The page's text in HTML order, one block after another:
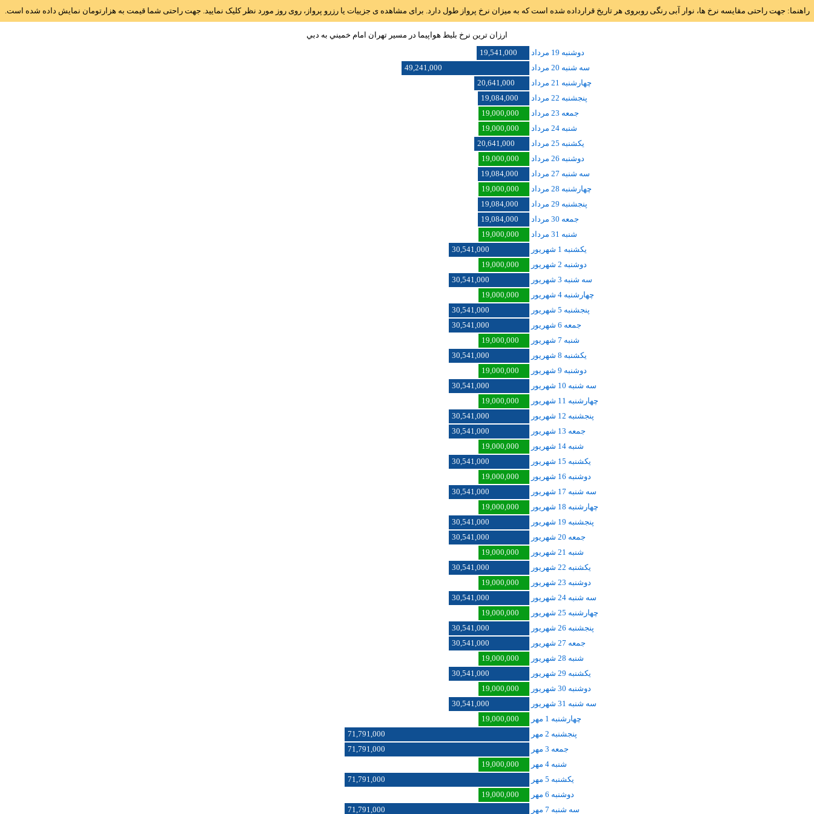
راهنما: جهت راحتی مقایسه نرخ ها، نوار آبی رنگی روبروی هر تاریخ قرارداده شده است که به میزان نرخ پرواز طول دارد. برای مشاهده ی جزییات یا رزرو پرواز، روی روز مورد نظر کلیک نمایید. جهت راحتی شما قیمت به هزارتومان نمایش داده شده است.
ارزان ترین نرخ بلیط هواپیما در مسیر تهران امام خميني به دبي
دوشنبه 19 مرداد
19,541,000
سه شنبه 20 مرداد
49,241,000
چهارشنبه 21 مرداد
20,641,000
پنجشنبه 22 مرداد
19,084,000
جمعه 23 مرداد
19,000,000
شنبه 24 مرداد
19,000,000
يکشنبه 25 مرداد
20,641,000
دوشنبه 26 مرداد
19,000,000
سه شنبه 27 مرداد
19,084,000
چهارشنبه 28 مرداد
19,000,000
پنجشنبه 29 مرداد
19,084,000
جمعه 30 مرداد
19,084,000
شنبه 31 مرداد
19,000,000
يکشنبه 1 شهریور
30,541,000
دوشنبه 2 شهریور
19,000,000
سه شنبه 3 شهریور
30,541,000
چهارشنبه 4 شهریور
19,000,000
پنجشنبه 5 شهریور
30,541,000
جمعه 6 شهریور
30,541,000
شنبه 7 شهریور
19,000,000
يکشنبه 8 شهریور
30,541,000
دوشنبه 9 شهریور
19,000,000
سه شنبه 10 شهریور
30,541,000
چهارشنبه 11 شهریور
19,000,000
پنجشنبه 12 شهریور
30,541,000
جمعه 13 شهریور
30,541,000
شنبه 14 شهریور
19,000,000
يکشنبه 15 شهریور
30,541,000
دوشنبه 16 شهریور
19,000,000
سه شنبه 17 شهریور
30,541,000
چهارشنبه 18 شهریور
19,000,000
پنجشنبه 19 شهریور
30,541,000
جمعه 20 شهریور
30,541,000
شنبه 21 شهریور
19,000,000
يکشنبه 22 شهریور
30,541,000
دوشنبه 23 شهریور
19,000,000
سه شنبه 24 شهریور
30,541,000
چهارشنبه 25 شهریور
19,000,000
پنجشنبه 26 شهریور
30,541,000
جمعه 27 شهریور
30,541,000
شنبه 28 شهریور
19,000,000
يکشنبه 29 شهریور
30,541,000
دوشنبه 30 شهریور
19,000,000
سه شنبه 31 شهریور
30,541,000
چهارشنبه 1 مهر
19,000,000
پنجشنبه 2 مهر
71,791,000
جمعه 3 مهر
71,791,000
شنبه 4 مهر
19,000,000
يکشنبه 5 مهر
71,791,000
دوشنبه 6 مهر
19,000,000
سه شنبه 7 مهر
71,791,000